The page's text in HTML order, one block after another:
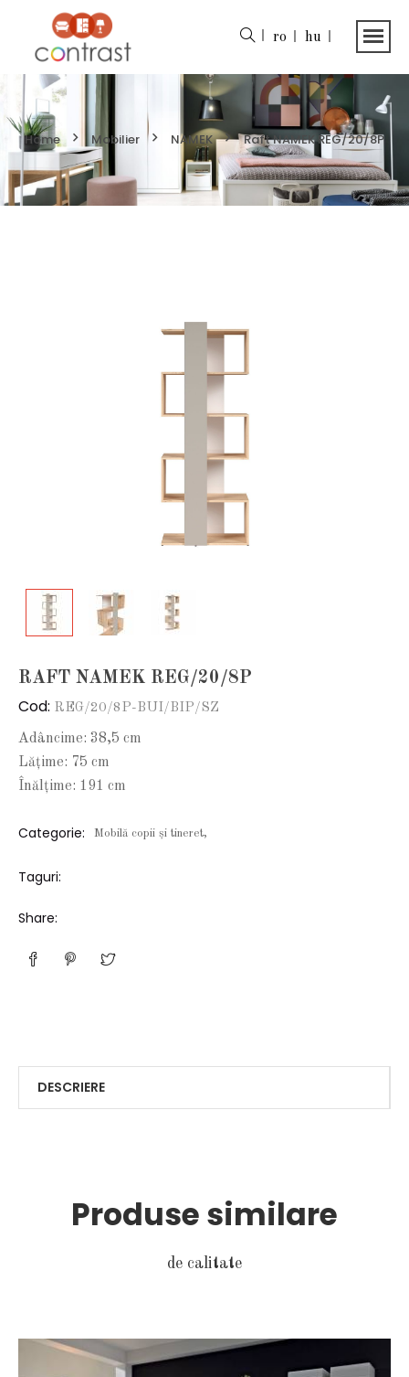
ro hu
Home Mobilier NAMEK Raft NAMEK REG/20/8P
RAFT NAMEK REG/20/8P
Cod: REG/20/8P-BUI/BIP/SZ
Adâncime: 38,5 cm
Lățime: 75 cm
Înălțime: 191 cm
Categorie: Mobilă copii și tineret,
Taguri:
Share:
DESCRIERE
Produse similare
de calitate